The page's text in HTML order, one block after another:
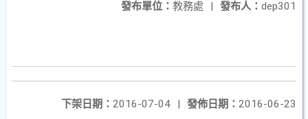
發布人： dep301
發布單位： 教務處 |
發佈日期： 2016-06-23
下架日期： 2016-07-04
|